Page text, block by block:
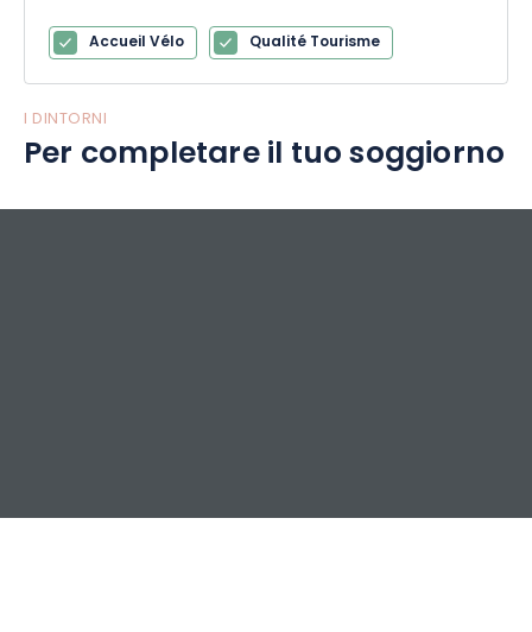
Accueil Vélo Qualité Tourisme
I DINTORNI
Per completare il tuo soggiorno